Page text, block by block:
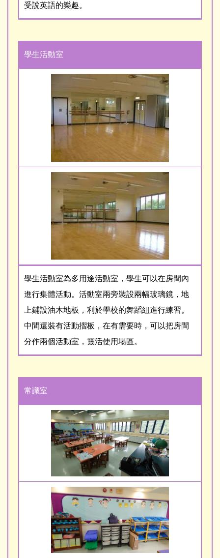
受說英語的樂趣。
學生活動室
學生活動室為多用途活動室，學生可以在房間內
進行集體活動。活動室兩旁裝設兩幅玻璃鏡，地
上鋪設油木地板，利於學校的舞蹈組進行練習。
中間還裝有活動摺板，在有需要時，可以把房間
分作兩個活動室，靈活使用場區。
常識室